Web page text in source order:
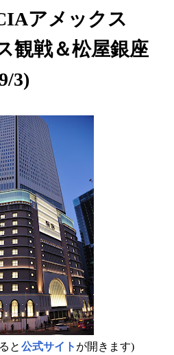
アメックス
観戦＆松屋銀座
3)
と 公式サイト が開きます)